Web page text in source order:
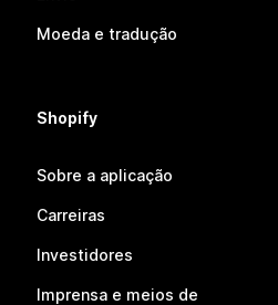
Moeda e tradução
Shopify
Sobre a aplicação
Carreiras
Investidores
Imprensa e meios de